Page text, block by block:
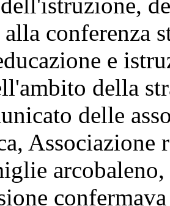
conferenza
e
della
delle